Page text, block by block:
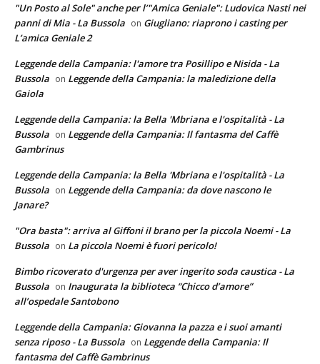
"Un Posto al Sole" anche per l’"Amica Geniale": Ludovica Nasti nei
panni di Mia - La Bussola on Giugliano: riaprono i casting per
L’amica Geniale 2
Leggende della Campania: l'amore tra Posillipo e Nisida - La
Bussola on Leggende della Campania: la maledizione della
Gaiola
Leggende della Campania: la Bella 'Mbriana e l'ospitalità - La
Bussola on Leggende della Campania: Il fantasma del Caffè
Gambrinus
Leggende della Campania: la Bella 'Mbriana e l'ospitalità - La
Bussola on Leggende della Campania: da dove nascono le
Janare?
"Ora basta": arriva al Giffoni il brano per la piccola Noemi - La
Bussola on La piccola Noemi è fuori pericolo!
Bimbo ricoverato d'urgenza per aver ingerito soda caustica - La
Bussola on Inaugurata la biblioteca “Chicco d’amore”
all’ospedale Santobono
Leggende della Campania: Giovanna la pazza e i suoi amanti
senza riposo - La Bussola on Leggende della Campania: Il
fantasma del Caffè Gambrinus